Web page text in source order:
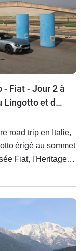
- Fiat - Jour 2 à
Lingotto et du
road trip en Italie,
érigé au sommet
Fiat, l'Heritage
X, Panda, Tipo
leurs glorieux